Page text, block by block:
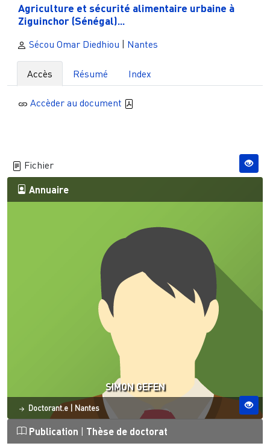
Agriculture et sécurité alimentaire urbaine à
Ziguinchor (Sénégal)...
Sécou Omar Diedhiou Nantes
Accès Résumé Index
Accèder au document
Fichier
Annuaire
SIMON GEFEN
Statut
Doctorant.e Site ESO
Nantes
Publication | Thèse de doctorat